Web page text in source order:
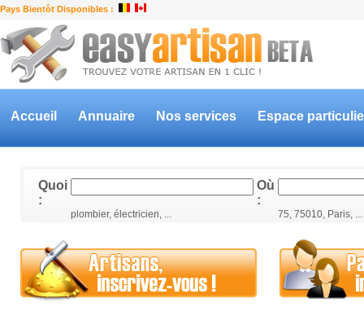
Pays Bientôt Disponibles :
Accueil Annuaire Nos services Espace
Quoi
:
Où
:
plombier, électricien, ... 75, 75010, Paris, ...